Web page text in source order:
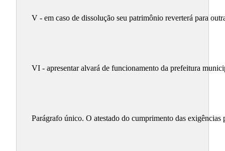
V - em caso de dissolução seu patrimônio reverterá para
VI - apresentar alvará de funcionamento da prefeitura
Parágrafo único. O atestado do cumprimento das